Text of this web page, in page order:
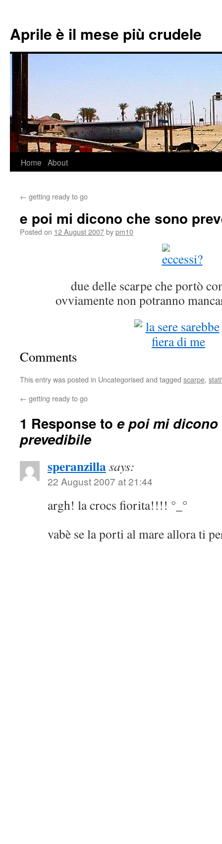
Aprile è il mese più crudele
Skip
content
Home About
← getting ready to go
e poi mi dicono che sono
Posted on 12 August 2007bypm10
due delle scarpe che portò
ovviamente non potranno
Comments
This entry was posted in Uncategorised and tagged scarpe,
← getting ready to go
1 Response to e poi mi
prevedibile
speranzillasays:
22 August 2007 at 21:44
argh! la crocs fiorita!!!! °_°
vabè se la porti al mare allora ti